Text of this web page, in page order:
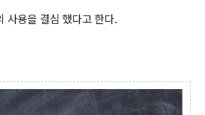
사용을 결심 했다고 한다.